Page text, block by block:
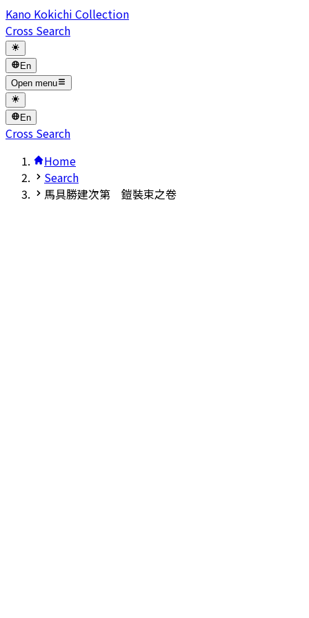
Kano Kokichi Collection
Cross Search
En
Open menu
En
Cross Search
Home
Search
馬具勝建次第 鎧裝束之卷